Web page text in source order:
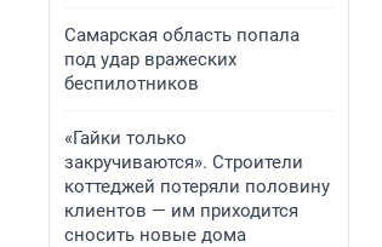
Самарская область попала
под удар вражеских
беспилотников
«Гайки только
закручиваются». Строители
коттеджей потеряли половину
клиентов — им приходится
сносить новые дома